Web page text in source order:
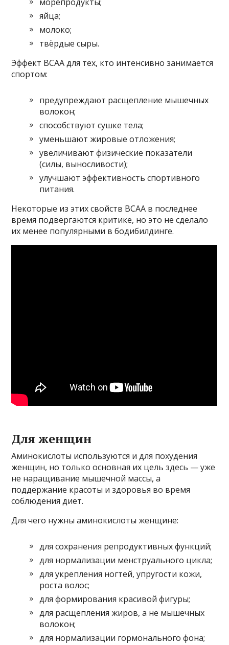
яйца;
молоко;
твёрдые сыры.
Эффект ВСАА для тех, кто интенсивно занимается
спортом:
предупреждают расщепление мышечных
волокон;
способствуют сушке тела;
уменьшают жировые отложения;
увеличивают физические показатели
(силы, выносливости);
улучшают эффективность спортивного
питания.
Некоторые из этих свойств ВСАА в последнее
время подвергаются критике, но это не сделало
их менее популярными в бодибилдинге.
Для женщин
Аминокислоты используются и для похудения
женщин, но только основная их цель здесь — уже
не наращивание мышечной массы, а
поддержание красоты и здоровья во время
соблюдения диет.
Для чего нужны аминокислоты женщине:
для сохранения репродуктивных функций;
для нормализации менструального цикла;
для укрепления ногтей, упругости кожи,
роста волос;
для формирования красивой фигуры;
для расщепления жиров, а не мышечных
волокон;
для нормализации гормонального фона;